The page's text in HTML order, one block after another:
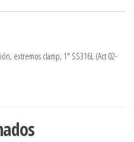
extremos clamp, 1″ SS316L (Act 02-